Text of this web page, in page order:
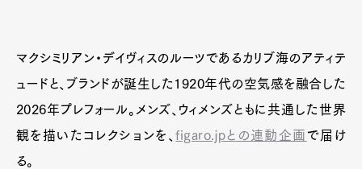
マクシミリアン・デイヴィスのルーツであるカリブ海のアティテ
ュードと、ブランドが誕生した1920年代の空気感を融合した
2026年プレフォール。メンズ、ウィメンズともに共通した世界
観を描いたコレクションを、figaro.jpとの連動企画 で届け
る。